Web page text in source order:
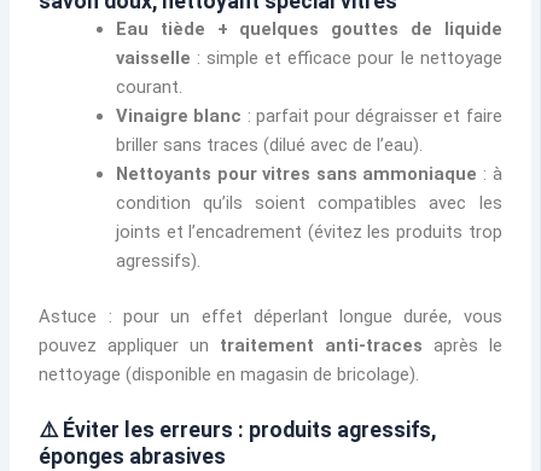
Eau tiède + quelques gouttes de liquide
vaisselle : simple et efficace pour le nettoyage
courant.
Vinaigre blanc : parfait pour dégraisser et faire
briller sans traces (dilué avec de l’eau).
Nettoyants pour vitres sans ammoniaque : à
condition qu’ils soient compatibles avec les
joints et l’encadrement (évitez les produits trop
agressifs).
Astuce : pour un effet déperlant longue durée, vous
pouvez appliquer un traitement anti-traces après le
nettoyage (disponible en magasin de bricolage).
⚠️ Éviter les erreurs : produits agressifs,
éponges abrasives